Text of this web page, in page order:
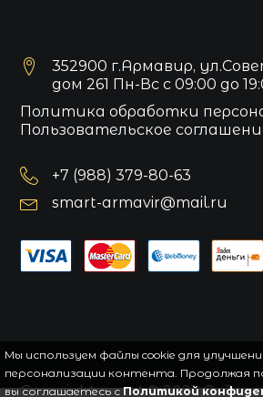
352900 г.Армавир,
дом 261 Пн-Вс с 09:00 до
Политика обработки
Пользовательское
+7 (988) 379-80-63
smart-armavir@mail.ru
Copyrightsmart© 2021.Сайт
Мы используем файлы cookie для
персонализации контента. Продолжая
вы соглашаетесь сПолитикой